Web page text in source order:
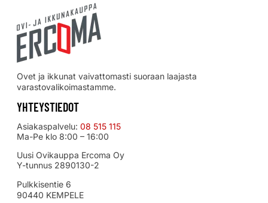
Ovet ja ikkunat vaivattomasti suoraan laajasta
varastovalikoimastamme.
YHTEYSTIEDOT
Asiakaspalvelu: 08 515 115
Ma-Pe klo 8:00 – 16:00
Uusi Ovikauppa Ercoma Oy
Y-tunnus 2890130-2
Pulkkisentie 6
90440 KEMPELE